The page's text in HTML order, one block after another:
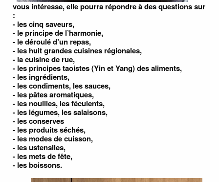
vous intéresse, elle pourra répondre à des questions sur
:
- les cinq saveurs,
- le principe de l’harmonie,
- le déroulé d’un repas,
- les huit grandes cuisines régionales,
- la cuisine de rue,
- les principes taoistes (Yin et Yang) des aliments,
- les ingrédients,
- les condiments, les sauces,
- les pâtes aromatiques,
- les nouilles, les féculents,
- les légumes, les salaisons,
- les conserves
- les produits séchés,
- les modes de cuisson,
- les ustensiles,
- les mets de fête,
- les boissons.